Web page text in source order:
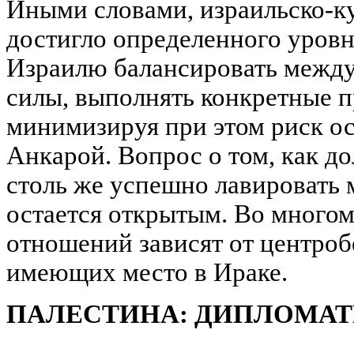
Иными словами, израильско-
достигло определенного
Израилю балансировать
силы, выполнять конкретные
минимизируя при этом риск
Анкарой. Вопрос о том, как
столь же успешно
остается открытым. Во
отношений зависят от
имеющих место в Ираке.
ПАЛЕСТИНА: